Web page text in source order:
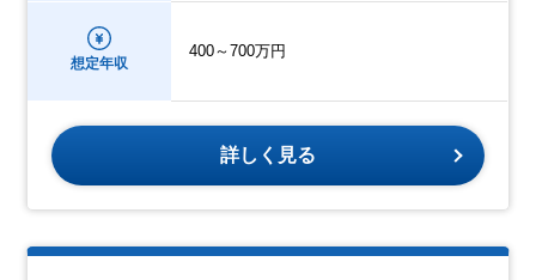
想定年収
400～700万円
詳しく見る